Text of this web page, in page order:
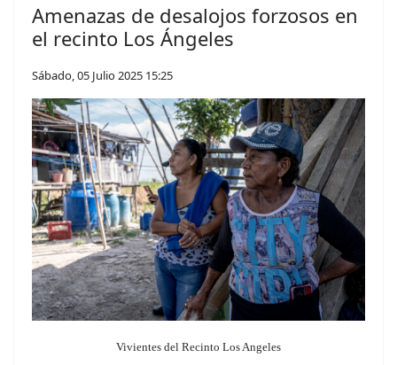
Amenazas de desalojos forzosos en
el recinto Los Ángeles
Sábado, 05 Julio 2025 15:25
Vivientes del Recinto Los Angeles